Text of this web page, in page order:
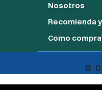
Nosotros
Recomienda
Como